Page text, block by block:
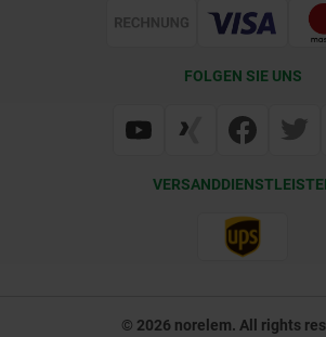
FOLGEN SIE UNS
© 2026 norelem. All rights